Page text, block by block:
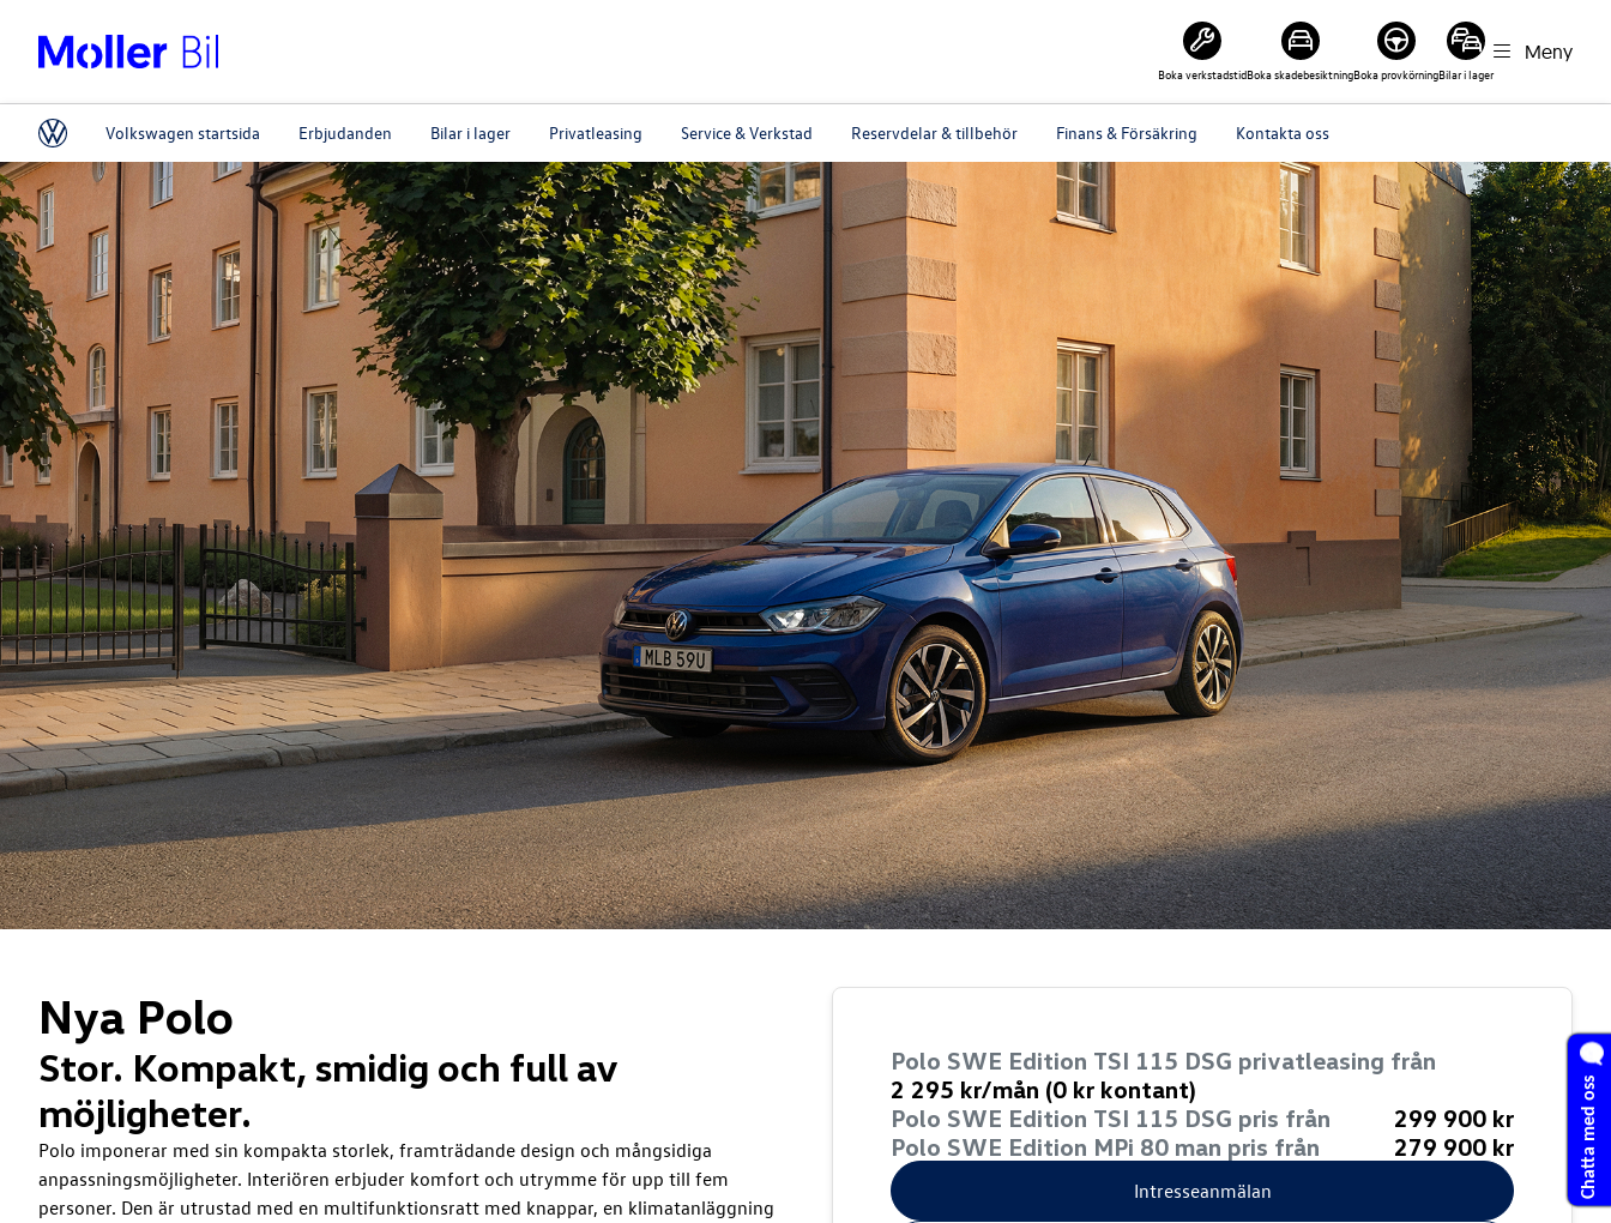
Boka verkstadstidBoka skadebesiktningBoka provkörningBilar i lager
Meny
Volkswagen startsida Erbjudanden Bilar i lager Privatleasing Service & Verkstad Reservdelar & tillbehör Finans & Försäkring Kontakta oss
Nya Polo
Stor. Kompakt, smidig och full av
möjligheter.
Polo imponerar med sin kompakta storlek, framträdande design och mångsidiga
anpassningsmöjligheter. Interiören erbjuder komfort och utrymme för upp till fem
personer. Den är utrustad med en multifunktionsratt med knappar, en klimatanläggning
Polo SWE Edition TSI 115 DSG privatleasing från
2 295 kr/mån (0 kr kontant)
Polo SWE Edition TSI 115 DSG pris från
299 900 kr
Polo SWE Edition MPi 80 man pris från
279 900 kr
Intresseanmälan Chatta med oss